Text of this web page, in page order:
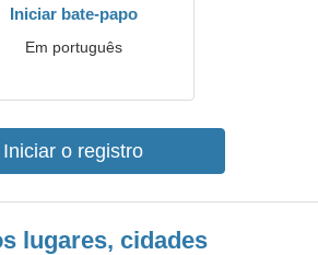
Iniciar bate-papo
Em português
Iniciar o registro
lugares, cidades